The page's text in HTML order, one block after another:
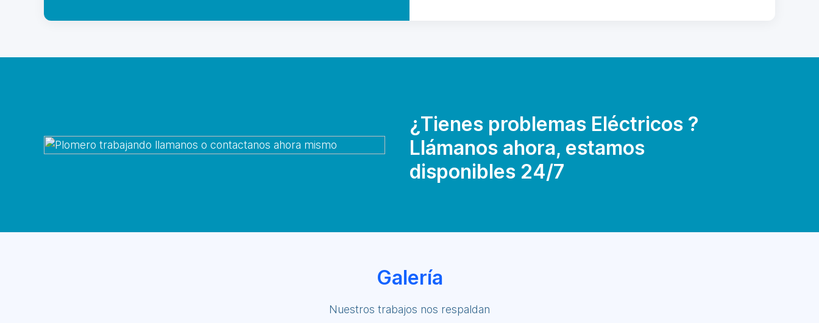
¿Tienes problemas Eléctricos ?
Llámanos ahora, estamos
disponibles 24/7
Galería
Nuestros trabajos nos respaldan